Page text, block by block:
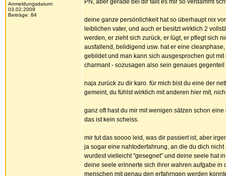
Anmeldungsdatum:
03.02.2009
Beiträge: 84
PN, aber gerade bei dir fällt es mir so verdammt
deine ganze persönlichkeit hat so überhaupt nix
leiblichen vater, und auch er besitzt wirklich 2
werden, er zieht sich zurück, er lügt, er pflegt sich
ausfallend, belidigend usw. hat er eine
gebildet und man kann sich ausgesprochen gut
charmant - sozusagen also sein genaues
naja zurück zu dir karo. für mich bist du eine der
gemeint, du fühlst wirklich mit anderen hier mit,
ganz oft hast du mir mit wenigen sätzen schon
das ist kein scheiss.
mir tut das soooo leid, was dir passiert ist, aber
ja sogar eine nahtoderfahrung, an die du dich
wurdest vielleicht "gesegnet" und deine seele hat
deine seele erinnerte sich ihrer wahren aufgabe in
menschen mit genau den erfahrngen werden